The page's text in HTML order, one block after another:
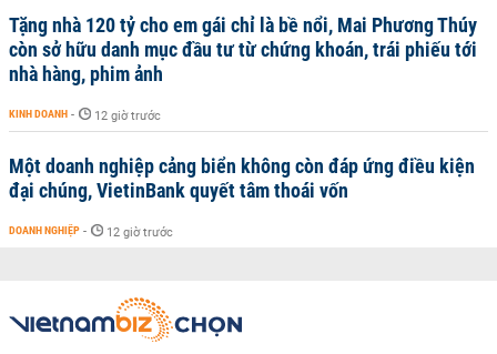
Tặng nhà 120 tỷ cho em gái chỉ là bề nổi, Mai Phương Thúy
còn sở hữu danh mục đầu tư từ chứng khoán, trái phiếu tới
nhà hàng, phim ảnh
KINH DOANH - 12 giờ trước
Một doanh nghiệp cảng biển không còn đáp ứng điều kiện
đại chúng, VietinBank quyết tâm thoái vốn
DOANH NGHIỆP - 12 giờ trước